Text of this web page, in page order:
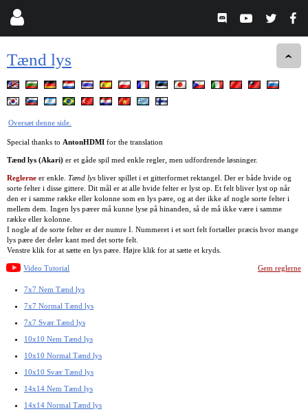
Tænd lys
Oversæt denne side.
Special thanks to AntonHDMI for the translation
Tænd lys (Akari) er et gåde spil med enkle regler, men udfordrende løsninger.
Reglerne er enkle. Tænd lys bliver spillet i et gitterformet rektangel. Der er både hvide og
sorte felter i disse gittere. Dit mål er at alle hvide felter er lyst op. Et felt bliver lyst op når
den er i samme række eller kolonne som en lys pære, og at der ikke af nogle sorte felter i
mellem dem. Ingen lys pærer må kunne lyse på hinanden, så de må ikke være i samme
række eller kolonne.
I nogle af de sorte felter er der numre I. Nummeret i et sort felt fortæller præcis hvor mange
lys pære der deler kant med det sorte felt.
Venstre klik for at sætte en lys pære. Højre klik for at sætte et kryds.
Video Tutorial Gem reglerne
7x7 Nem Tænd lys
7x7 Normal Tænd lys
7x7 Svær Tænd lys
10x10 Nem Tænd lys
10x10 Normal Tænd lys
10x10 Svær Tænd lys
14x14 Nem Tænd lys
14x14 Normal Tænd lys